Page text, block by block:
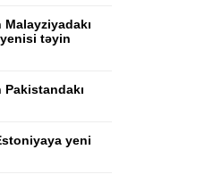
Malayziyadakı
yenisi təyin
Pakistandakı
yeni